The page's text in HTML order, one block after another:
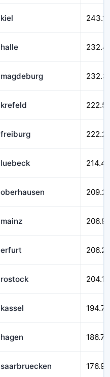
kiel
halle
magdeburg
krefeld
freiburg
luebeck
oberhausen
mainz
erfurt
rostock
kassel
hagen
saarbruecken